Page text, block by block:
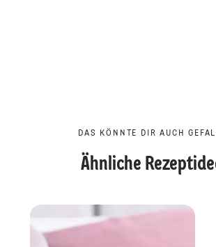
DAS KÖNNTE DIR AUCH
Ähnliche